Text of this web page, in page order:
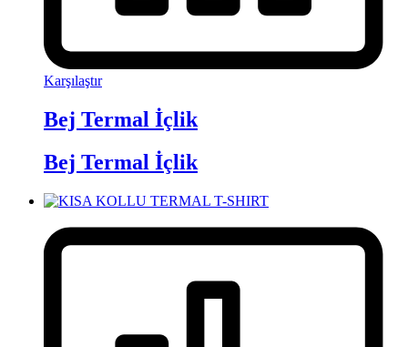
Karşılaştır
Bej Termal İçlik
Bej Termal İçlik